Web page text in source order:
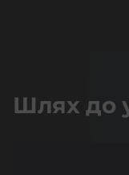
Шлях до